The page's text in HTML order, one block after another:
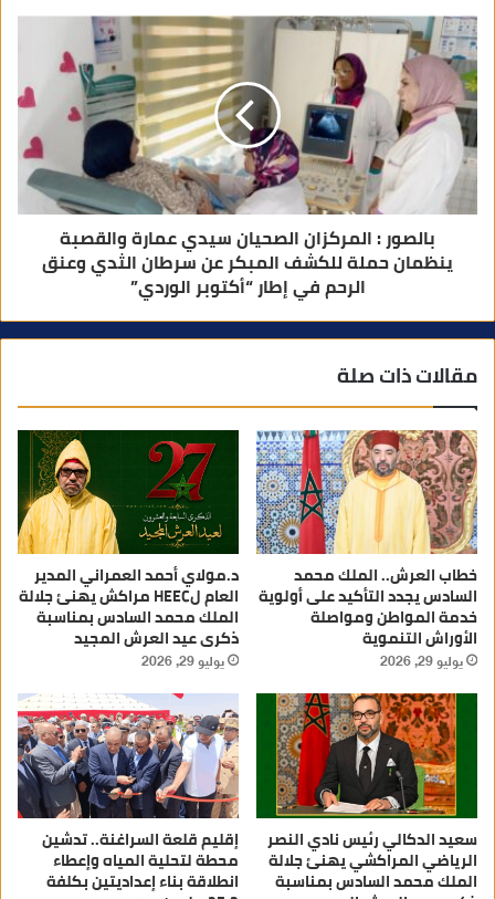
بالصور : المركزان الصحيان سيدي عمارة والقصبة
ينظمان حملة للكشف المبكر عن سرطان الثدي وعنق
الرحم في إطار “أكتوبر الوردي”
مقالات ذات صلة
خطاب العرش.. الملك محمد
السادس يجدد التأكيد على أولوية
خدمة المواطن ومواصلة
الأوراش التنموية
يوليو 29, 2026
د.مولاي أحمد العمراني المدير
العام لHEEC مراكش يهنئ جلالة
الملك محمد السادس بمناسبة
ذكرى عيد العرش المجيد
يوليو 29, 2026
سعيد الدكالي رئيس نادي النصر
الرياضي المراكشي يهنئ جلالة
الملك محمد السادس بمناسبة
إقليم قلعة السراغنة.. تدشين
محطة لتحلية المياه وإعطاء
انطلاقة بناء إعداديتين بكلفة